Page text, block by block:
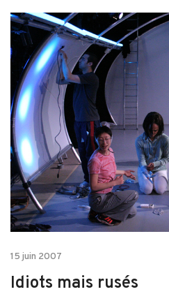
15 juin 2007
Idiots mais rusés